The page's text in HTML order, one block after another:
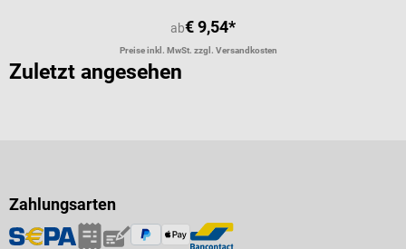
ab€ 9,54*
Preise inkl. MwSt. zzgl. Versandkosten
Zuletzt angesehen
Zahlungsarten